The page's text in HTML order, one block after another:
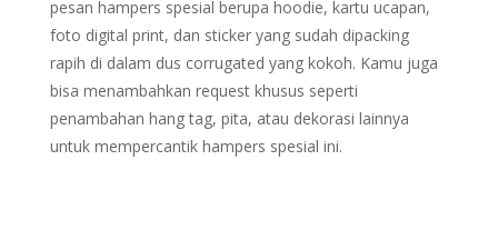
pesan hampers spesial berupa hoodie, kartu ucapan,
foto digital print, dan sticker yang sudah dipacking
rapih di dalam dus corrugated yang kokoh. Kamu juga
bisa menambahkan request khusus seperti
penambahan hang tag, pita, atau dekorasi lainnya
untuk mempercantik hampers spesial ini.